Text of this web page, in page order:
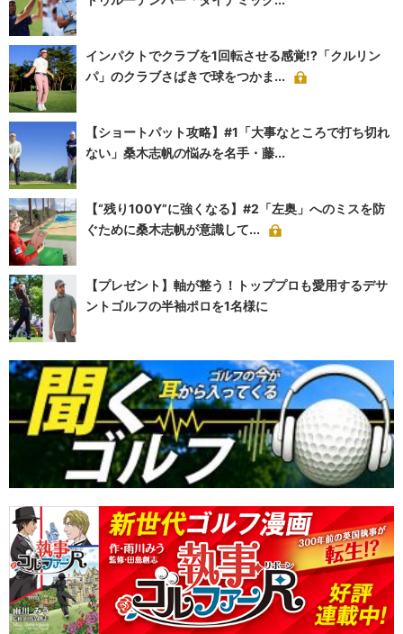
インパクトでクラブを1回転させる感覚!?「クルリン
パ」のクラブさばきで球をつかま...
【ショートパット攻略】#1「大事なところで打ち切れ
ない」桑木志帆の悩みを名手・藤...
【“残り100Y”に強くなる】#2「左奥」へのミスを防
ぐために桑木志帆が意識して...
【プレゼント】軸が整う！トッププロも愛用するデサ
ントゴルフの半袖ポロを1名様に